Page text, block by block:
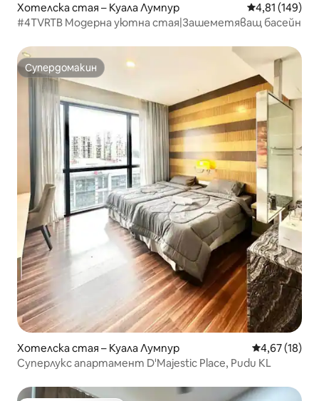
Хотелска стая – Куала Лумпур Средна
4,81 (149)
#4TVRTB Модерна уютна стая|Зашеметяващ басейн
Супердомакин
Супердомакин
Хотелска стая – Куала Лумпур Средна
4,67 (18)
Суперлукс апартамент D'Majestic Place, Pudu KL